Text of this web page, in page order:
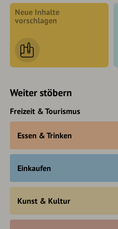
Neue Inhalte
vorschlagen
Weiter stöbern
Freizeit & Tourismus
Essen & Trinken
Einkaufen
Kunst & Kultur